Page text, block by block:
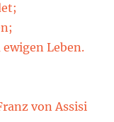
Leben.
von Assisi